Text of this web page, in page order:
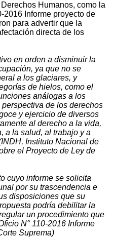
Humanos, como la
2016 Informe proyecto de
para advertir que la
directa de los
en orden a disminuir la
ya que no se
a los glaciares, y
de hielos, como el
análogas a los
perspectiva de los derechos
y ejercicio de diversos
al derecho a la vida,
a la salud, al trabajo y a
Instituto Nacional de
el Proyecto de Ley de
cuyo informe se solicita
por su trascendencia e
disposiciones que su
podría debilitar la
un procedimiento que
N° 110-2016 Informe
Suprema)